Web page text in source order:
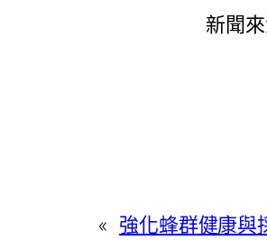
新聞來
« 強化蜂群健康與